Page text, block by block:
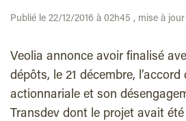
Publié le 22/12/2016 à 02h45 , mise à
Veolia annonce avoir finalisé
dépôts, le 21 décembre,
actionnariale et son
Transdev dont le projet avait